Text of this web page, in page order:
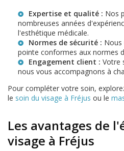
Expertise et qualité : Nos
nombreuses années
l'esthétique médicale.
Normes de sécurité : Nous
pointe conformes aux normes
Engagement client : Votre
nous vous accompagnons à
Pour compléter votre soin,
le soin du visage à Fréjus ou le
Les avantages de
visage à Fréjus